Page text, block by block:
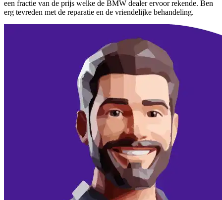
een fractie van de prijs welke de BMW dealer ervoor rekende. Ben
erg tevreden met de reparatie en de vriendelijke behandeling.